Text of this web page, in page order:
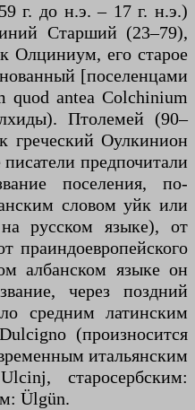
г. до н.э. – 17 г. н.э.)
Старший (23–79),
Олциниум, его старое
[поселенцами
antea Colchinium
Птолемей (90–
греческий Оулкинион
предпочитали
поселения, по-
словом уйк или
русском языке), от
праиндоевропейского
албанском языке он
через поздний
средним латинским
(произносится
итальянским
старосербским:
Ülgün.